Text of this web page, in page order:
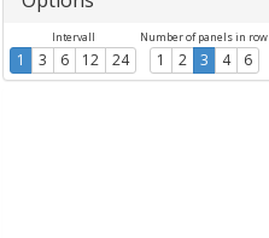
Intervall
1 3 6 12 24
Number of panels in row
1 2 3 4 6